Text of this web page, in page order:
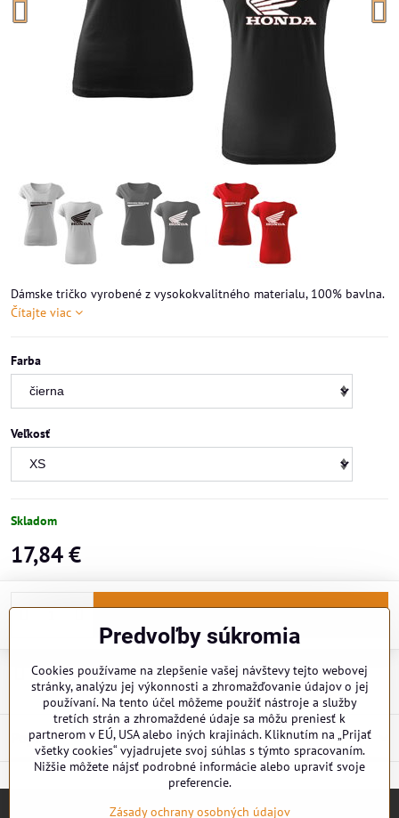
Dámske tričko vyrobené z vysokokvalitného materialu, 100% bavlna.
Čítajte viac
Farba
Veľkosť
Skladom
17,84 €
Do košíka
Doručenia
Popis
Predvoľby súkromia
Cookies používame na zlepšenie vašej návštevy tejto webovej
stránky, analýzu jej výkonnosti a zhromažďovanie údajov o jej
používaní. Na tento účel môžeme použiť nástroje a služby
tretích strán a zhromaždené údaje sa môžu preniesť k
partnerom v EÚ, USA alebo iných krajinách. Kliknutím na „Prijať
všetky cookies“ vyjadrujete svoj súhlas s týmto spracovaním.
Nižšie môžete nájsť podrobné informácie alebo upraviť svoje
preferencie.
Zásady ochrany osobných údajov